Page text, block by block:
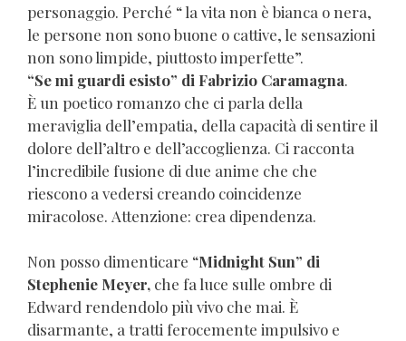
personaggio. Perché “ la vita non è bianca o nera,
le persone non sono buone o cattive, le sensazioni
non sono limpide, piuttosto imperfette”.
“Se mi guardi esisto” di Fabrizio Caramagna.
È un poetico romanzo che ci parla della
meraviglia dell’empatia, della capacità di sentire il
dolore dell’altro e dell’accoglienza. Ci racconta
l’incredibile fusione di due anime che che
riescono a vedersi creando coincidenze
miracolose. Attenzione: crea dipendenza.
Non posso dimenticare “Midnight Sun” di
Stephenie Meyer, che fa luce sulle ombre di
Edward rendendolo più vivo che mai. È
disarmante, a tratti ferocemente impulsivo e